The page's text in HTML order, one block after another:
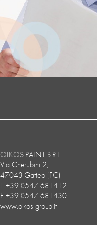
OIKOS PAINT S.R.L.
Via Cherubini 2,
47043 Gatteo (FC)
T +39 0547 681412
F +39 0547 681430
www.oikos-group.it